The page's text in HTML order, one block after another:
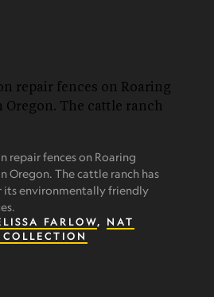
repair fences on Roaring
Oregon. The cattle ranch has
its environmentally friendly
FARLOW, NAT